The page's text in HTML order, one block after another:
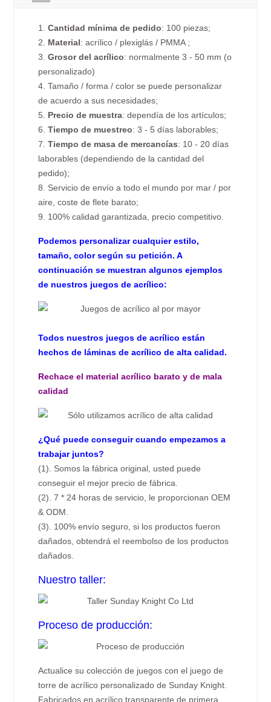
1.Cantidad mínima de pedido: 100 piezas;
2. Material: acrílico / plexiglás / PMMA ;
3.Grosor del acrílico: normalmente 3 - 50 mm (o
personalizado)
4. Tamaño / forma / color se puede personalizar
de acuerdo a sus necesidades;
5. Precio de muestra: dependía de los artículos;
6.Tiempo de muestreo: 3 - 5 días laborables;
7.Tiempo de masa de mercancías: 10 - 20 días
laborables (dependiendo de la cantidad del
pedido);
8. Servicio de envío a todo el mundo por mar / por
aire, coste de flete barato;
9. 100% calidad garantizada, precio competitivo.
Podemos personalizar cualquier estilo,
tamaño, color según su petición. A
continuación se muestran algunos ejemplos
de nuestros juegos de acrílico:
Todos nuestros juegos de acrílico están
hechos de láminas de acrílico de alta calidad.
Rechace el material acrílico barato y de mala
calidad
¿Qué puede conseguir cuando empezamos a
trabajar juntos?
(1). Somos la fábrica original, usted puede
conseguir el mejor precio de fábrica.
(2). 7 * 24 horas de servicio, le proporcionan OEM
& ODM.
(3). 100% envío seguro, si los productos fueron
dañados, obtendrá el reembolso de los productos
dañados.
Nuestro taller:
Proceso de producción:
Actualice su colección de juegos con el juego de
torre de acrílico personalizado de Sunday Knight.
Fabricados en acrílico transparente de primera